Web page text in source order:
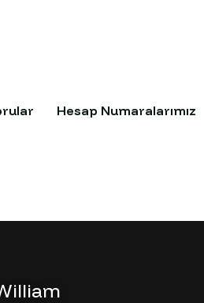
Hesap Numaralarımız